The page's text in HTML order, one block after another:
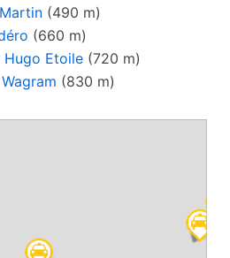
(490 m)
(660 m)
Etoile (720 m)
(830 m)